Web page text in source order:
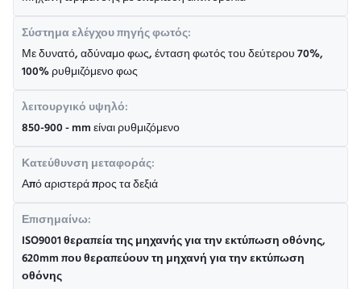
Σύστημα ελέγχου πηγής φωτός:
Με δυνατό, αδύναμο φως, ένταση φωτός του δεύτερου 70%,
100% ρυθμιζόμενο φως
λειτουργικό υψηλό:
850-900 - mm είναι ρυθμιζόμενο
Κατεύθυνση μεταφοράς:
Από αριστερά προς τα δεξιά
Επισημαίνω:
ISO9001 θεραπεία της μηχανής για την εκτύπωση οθόνης,
620mm που θεραπεύουν τη μηχανή για την εκτύπωση
οθόνης